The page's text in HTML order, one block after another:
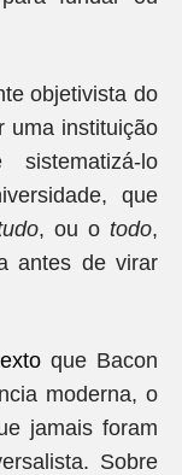
objetivista do
uma instituição
lo
que
, ou o todo,
antes de virar
que Bacon
moderna, o
jamais foram
Sobre